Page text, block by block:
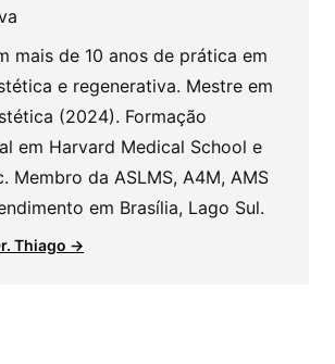
mais de 10 anos de prática em
e regenerativa. Mestre em
(2024). Formação
em Harvard Medical School e
Membro da ASLMS, A4M, AMS
em Brasília, Lago Sul.
Thiago →